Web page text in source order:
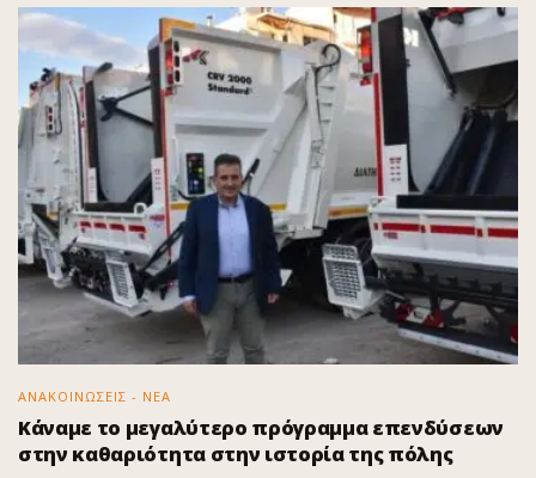
ΑΝΑΚΟΙΝΩΣΕΙΣ - ΝΕΑ
Κάναμε το μεγαλύτερο πρόγραμμα επενδύσεων
στην καθαριότητα στην ιστορία της πόλης